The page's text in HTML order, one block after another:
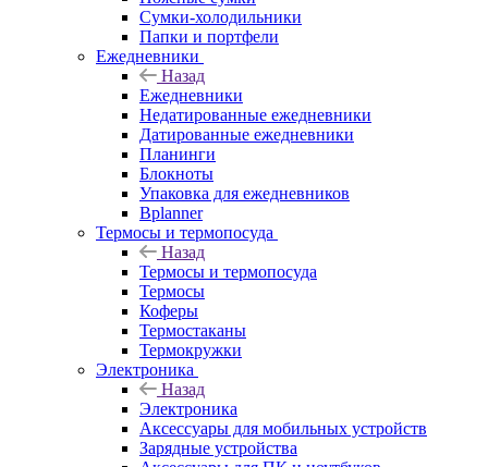
Сумки-холодильники
Папки и портфели
Ежедневники
Назад
Ежедневники
Недатированные ежедневники
Датированные ежедневники
Планинги
Блокноты
Упаковка для ежедневников
Bplanner
Термосы и термопосуда
Назад
Термосы и термопосуда
Термосы
Коферы
Термостаканы
Термокружки
Электроника
Назад
Электроника
Аксессуары для мобильных устройств
Зарядные устройства